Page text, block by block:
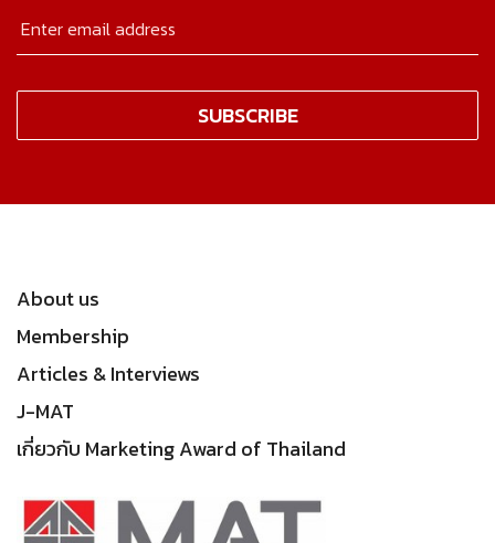
About us
Membership
Articles & Interviews
J-MAT
เกี่ยวกับ Marketing Award of Thailand